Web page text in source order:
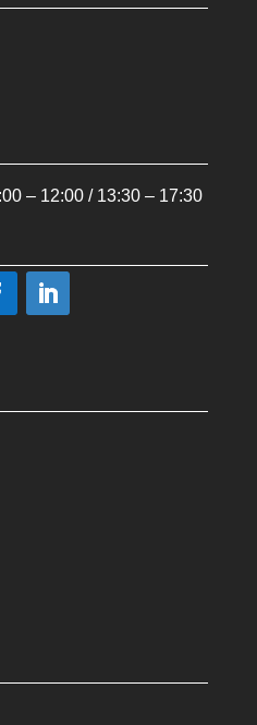
– 12:00 / 13:30 – 17:30